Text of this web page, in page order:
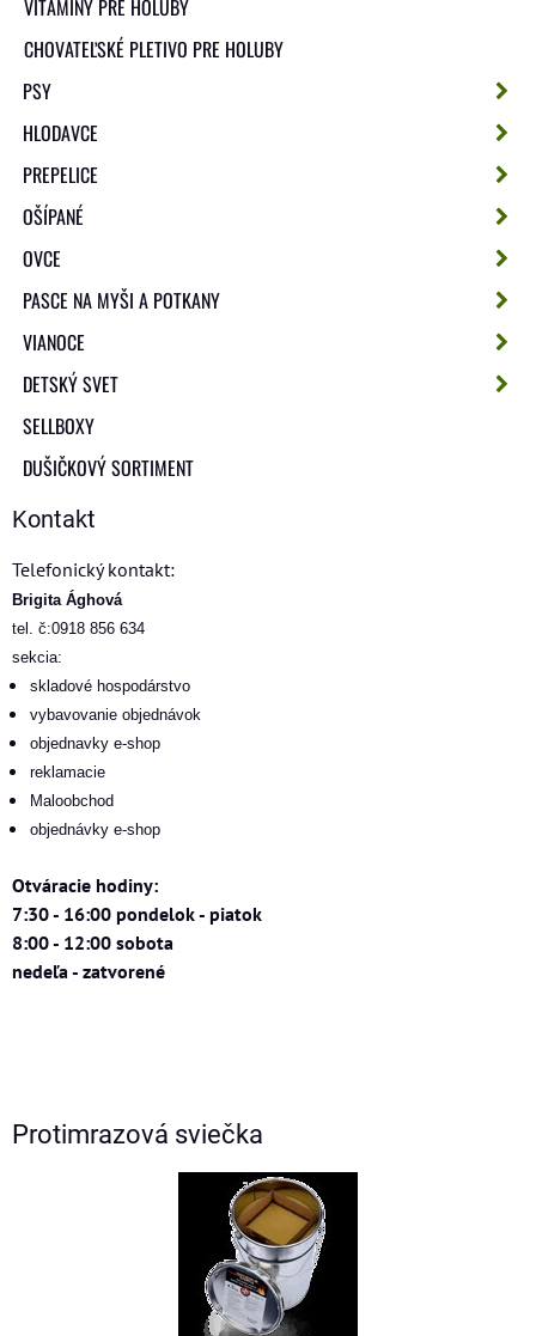
VITAMÍNY PRE HOLUBY
CHOVATEĽSKÉ PLETIVO PRE HOLUBY
PSY
HLODAVCE
PREPELICE
OŠÍPANÉ
OVCE
PASCE NA MYŠI A POTKANY
VIANOCE
DETSKÝ SVET
SELLBOXY
DUŠIČKOVÝ SORTIMENT
Kontakt
Telefonický kontakt:
Brigita Ághová
tel. č:0918 856 634
sekcia:
skladové hospodárstvo
vybavovanie objednávok
objednavky e-shop
reklamacie
Maloobchod
objednávky e-shop
Otváracie hodiny:
7:30 - 16:00 pondelok - piatok
8:00 - 12:00 sobota
nedeľa - zatvorené
Protimrazová sviečka